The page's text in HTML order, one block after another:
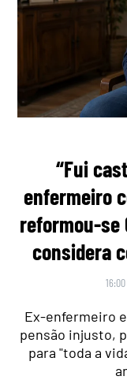
“Fui
enfermeiro
reformou-se
considera
Ex-enfermeiro
pensão injusto,
para "toda a